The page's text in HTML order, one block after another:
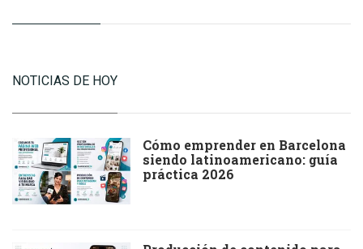
NOTICIAS DE HOY
Cómo emprender en Barcelona
siendo latinoamericano: guía
práctica 2026